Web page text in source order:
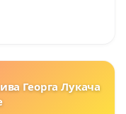
Георга Лукача